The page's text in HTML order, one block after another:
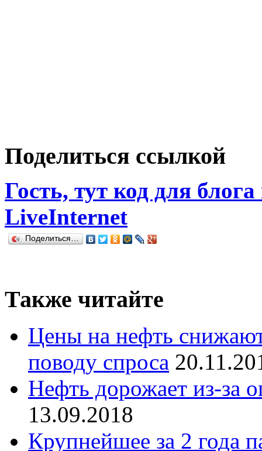
Поделиться ссылкой
Гость, тут код для
LiveInternet
Поделиться…
Также читайте
Цены на нефть
поводу спроса
Нефть дорожает из-за
13.09.2018
Крупнейшее за 2 года